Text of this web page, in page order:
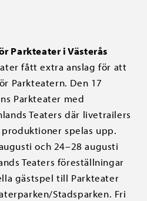
Parkteater i Västerås
fått extra anslag för att
Parkteatern. Den 17
Parkteater med
Teaters där livetrailers
spelas upp.
och 24–28 augusti
Teaters föreställningar
gästspel till Parkteater
Stadsparken. Fri